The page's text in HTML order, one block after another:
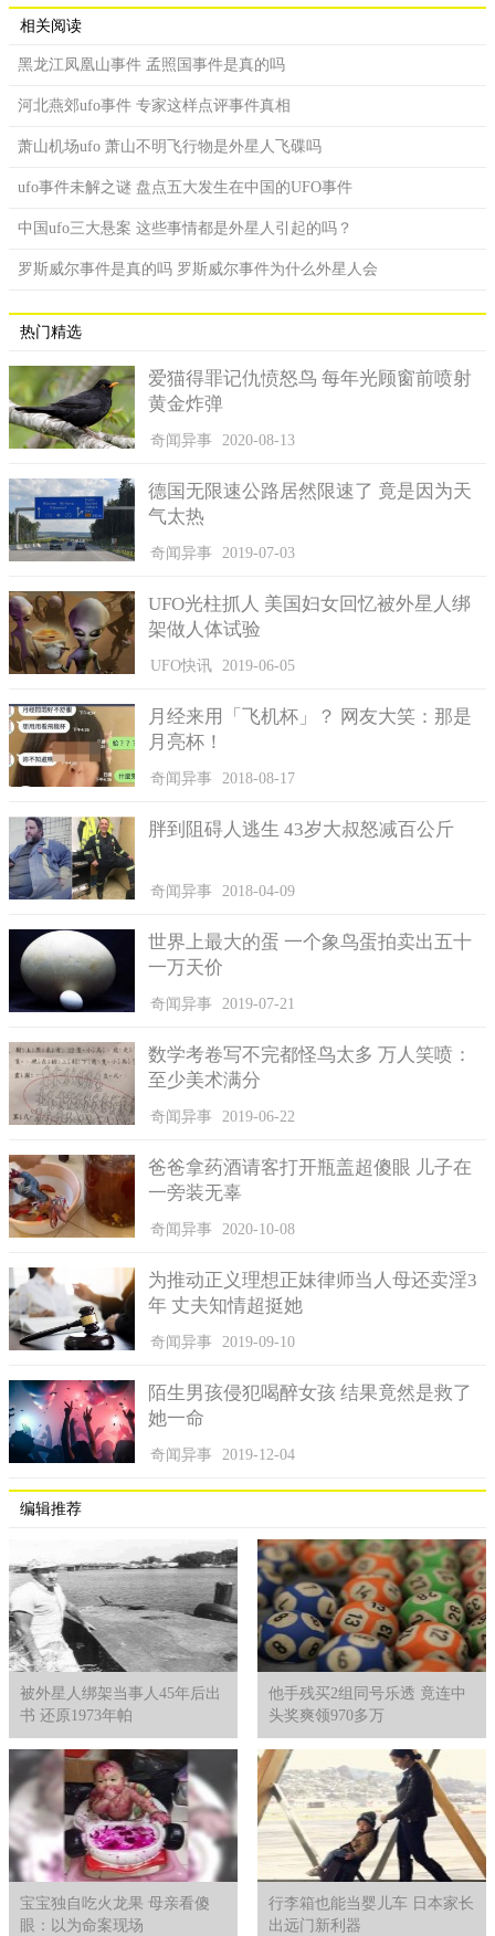
这位南航飞行员的微博立马就沦陷了，许多的网友转载和评
一些灵异事件爱好研究者也加入讨论的队伍中，他们都表示在当
天在上海也看到过奇怪的现象.
其中有一个市民说，他家在34楼，当时他在阳台上站着的时
常的多，他还让家里人一起观看了。
紧接着网络上就开始出现UFO现身大上海的照片了，很多人
的不明物体，但是要实际看清楚那个物体是什么，难度非常的
专家的解释
王思潮教授，这位在专注于UFO研究已经有几十年时间的专
家，对这个事件发出了言论。他认为，在他研究的这几十年的时
间里，前后有20几次出现过不明飞行物，UFO的出现概率非常的
高。
但是随后又有天文学家认为，所谓的发光不明飞行物，其实
象，但是王思潮教授却对这个说法不置可否。
教授认为，倘若闪光的真的只是火箭的助推燃料导致，那持
续的时间很短，最多几分钟，而在上海高空看到的不明飞行物缺
早在2011年的时候，美国也曾发生过此类的现象，美国的天文学
家也认为是导弹造成。
上海这个魔都发生的灵异事件非常的多，其中最多的当属
UFO事件了，而且中国有名的UFO事件基本都是在上海发生的，
比如1987年那个不明的大圆点，那么多人都亲眼目睹了，这么多
年之后又出现闪光的不明飞行物，那UFO出现的概率就非常的高
了。
海游玩。但是最后上海的UFO研究中心发表言论称，大家所看到
的奇怪现象其实是日落时分金星和木星出现导致的，这两颗行星
是宇宙中最亮的，他们在日落的时候突然出现在人们的眼前，不
知道的人自然就认为这是UFO出现，也是正常的。
相关阅读
黑龙江凤凰山事件 孟照国事件是真的吗
河北燕郊ufo事件 专家这样点评事件真相
萧山机场ufo 萧山不明飞行物是外星人飞碟吗
ufo事件未解之谜 盘点五大发生在中国的UFO事件
中国ufo三大悬案 这些事情都是外星人引起的吗？
罗斯威尔事件是真的吗 罗斯威尔事件为什么外星人会
热门精选
爱猫得罪记仇愤怒鸟 每年光顾窗前喷射
黄金炸弹
奇闻异事 2020-08-13
德国无限速公路居然限速了 竟是因为天
气太热
奇闻异事 2019-07-03
UFO光柱抓人 美国妇女回忆被外星人绑
架做人体试验
UFO快讯 2019-06-05
月经来用「飞机杯」？ 网友大笑：那是
月亮杯！
奇闻异事 2018-08-17
胖到阻碍人逃生 43岁大叔怒减百公斤
奇闻异事 2018-04-09
世界上最大的蛋 一个象鸟蛋拍卖出五十
一万天价
奇闻异事 2019-07-21
数学考卷写不完都怪鸟太多 万人笑喷：
至少美术满分
奇闻异事 2019-06-22
爸爸拿药酒请客打开瓶盖超傻眼 儿子在
一旁装无辜
奇闻异事 2020-10-08
为推动正义理想正妹律师当人母还卖淫3
年 丈夫知情超挺她
奇闻异事 2019-09-10
陌生男孩侵犯喝醉女孩 结果竟然是救了
她一命
奇闻异事 2019-12-04
编辑推荐
被外星人绑架当事人45年后出
书 还原1973年帕
他手残买2组同号乐透 竟连中
头奖爽领970多万
宝宝独自吃火龙果 母亲看傻
眼：以为命案现场
行李箱也能当婴儿车 日本家长
出远门新利器